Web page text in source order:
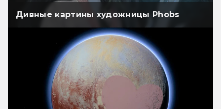
Дивные картины художницы Phobs